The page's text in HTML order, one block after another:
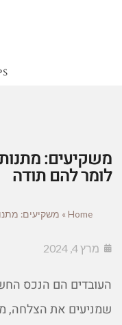
משקיעים:
לומר להם תודה
Home
» משקיעים:
מרץ 4, 2024
העובדים הם הנכס
שמניעים את הצלחה,